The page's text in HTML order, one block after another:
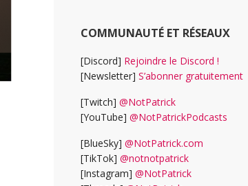
COMMUNAUTÉ ET RÉSEAUX
[Discord] Rejoindre le Discord !
[Newsletter] S’abonner gratuitement
[Twitch] @NotPatrick
[YouTube] @NotPatrickPodcasts
[BlueSky] @NotPatrick.com
[TikTok] @notnotpatrick
[Instagram] @NotPatrick